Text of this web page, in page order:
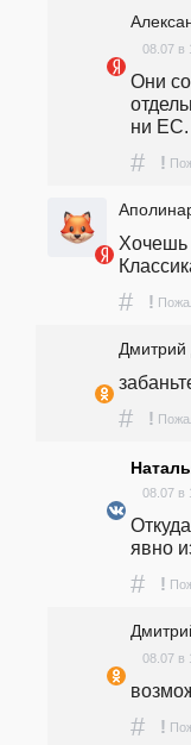
08.07 в
Они
ни ЕС.
# !
Хочешь
# !
Дмитрий
# !
08.07 в
явно
# !
08.07 в
# !